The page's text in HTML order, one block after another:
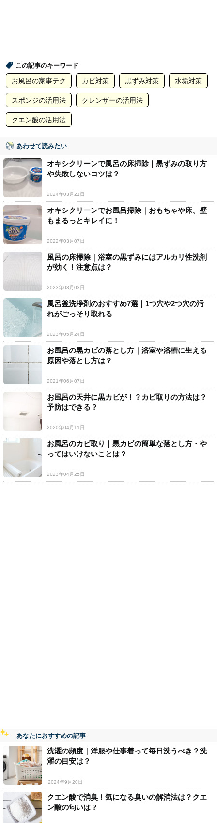
この記事のキーワード
お風呂の家事テク カビ対策 黒ずみ対策 水垢対策
スポンジの活用法 クレンザーの活用法
クエン酸の活用法
あわせて読みたい
オキシクリーンで風呂の床掃除｜黒ずみの取り方
や失敗しないコツは？
2024年03月21日
オキシクリーンでお風呂掃除｜おもちゃや床、壁
もまるっとキレイに！
2022年03月07日
風呂の床掃除｜浴室の黒ずみにはアルカリ性洗剤
が効く！注意点は？
2023年03月03日
風呂釜洗浄剤のおすすめ7選｜1つ穴や2つ穴の汚
れがごっそり取れる
2023年05月24日
お風呂の黒カビの落とし方｜浴室や浴槽に生える
原因や落とし方は？
2021年06月07日
お風呂の天井に黒カビが！？カビ取りの方法は？
予防はできる？
2020年04月11日
お風呂のカビ取り｜黒カビの簡単な落とし方・や
ってはいけないことは？
2023年04月25日
あなたにおすすめの記事
洗濯の頻度｜洋服や仕事着って毎日洗うべき？洗
濯の目安は？
2024年9月20日
クエン酸で消臭！気になる臭いの解消法は？クエ
ン酸の匂いは？